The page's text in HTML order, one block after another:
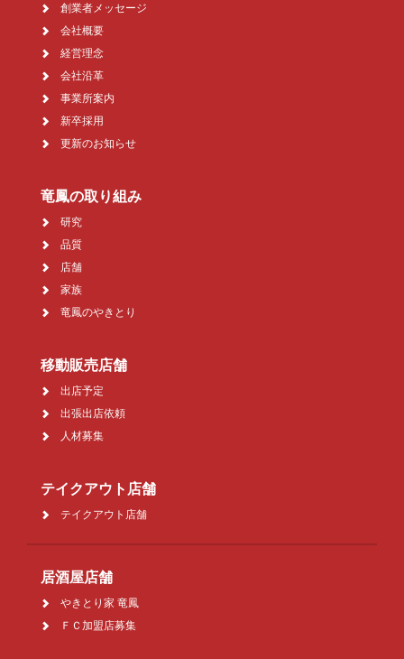
創業者メッセージ
会社概要
経営理念
会社沿革
事業所案内
新卒採用
更新のお知らせ
竜鳳の取り組み
研究
品質
店舗
家族
竜鳳のやきとり
移動販売店舗
出店予定
出張出店依頼
人材募集
テイクアウト店舗
テイクアウト店舗
居酒屋店舗
やきとり家 竜鳳
ＦＣ加盟店募集